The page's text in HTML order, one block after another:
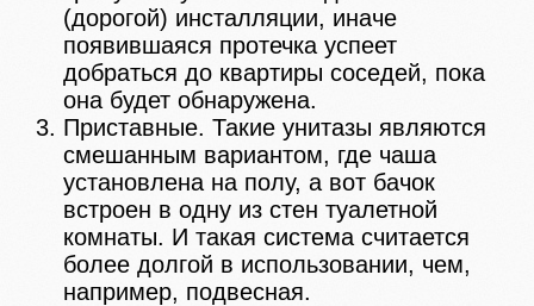
(дорогой) инсталляции, иначе
появившаяся протечка успеет
добраться до квартиры соседей, пока
она будет обнаружена.
Приставные. Такие унитазы являются
смешанным вариантом, где чаша
установлена на полу, а вот бачок
встроен в одну из стен туалетной
комнаты. И такая система считается
более долгой в использовании, чем,
например, подвесная.